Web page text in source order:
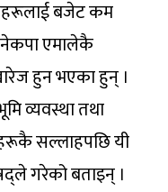
बजेट कम
एमालेकै
हुन भएका हुन् ।
व्यवस्था तथा
सल्लाहपछि यी
गरेको बताइन् ।